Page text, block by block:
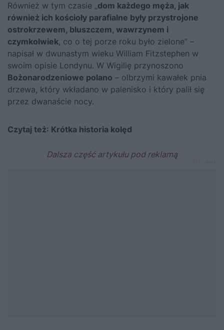
Również w tym czasie „dom każdego męża, jak
również ich kościoły parafialne były przystrojone
ostrokrzewem, bluszczem, wawrzynem i
czymkolwiek, co o tej porze roku było zielone” –
napisał w dwunastym wieku William Fitzstephen w
swoim opisie Londynu. W Wigilię przynoszono
Bożonarodzeniowe polano – olbrzymi kawałek pnia
drzewa, który wkładano w palenisko i który palił się
przez dwanaście nocy.
Czytaj też: Krótka historia kolęd